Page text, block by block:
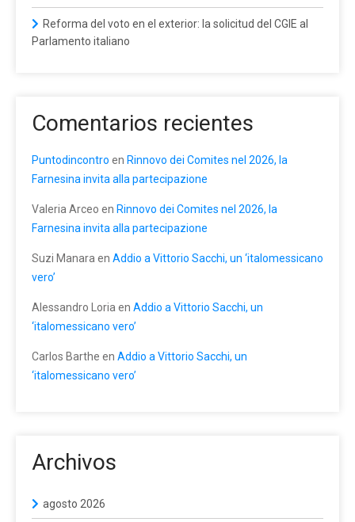
Reforma del voto en el exterior: la solicitud del CGIE al
Parlamento italiano
Comentarios recientes
Puntodincontro en Rinnovo dei Comites nel 2026, la
Farnesina invita alla partecipazione
Valeria Arceo en Rinnovo dei Comites nel 2026, la
Farnesina invita alla partecipazione
Suzi Manara en Addio a Vittorio Sacchi, un ‘italomessicano
vero’
Alessandro Loria en Addio a Vittorio Sacchi, un
‘italomessicano vero’
Carlos Barthe en Addio a Vittorio Sacchi, un
‘italomessicano vero’
Archivos
agosto 2026